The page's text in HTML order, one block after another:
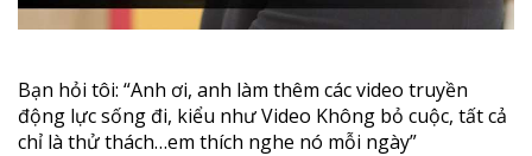
Bạn hỏi tôi: “Anh ơi, anh làm thêm các video truyền
động lực sống đi, kiểu như Video Không bỏ cuộc, tất cả
chỉ là thử thách…em thích nghe nó mỗi ngày”